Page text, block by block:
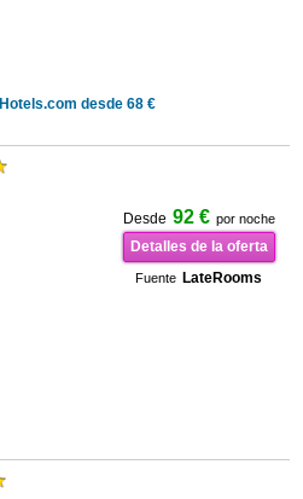
Hotels.com desde 68 €
Desde 92 € por noche
Detalles de la oferta
Fuente LateRooms